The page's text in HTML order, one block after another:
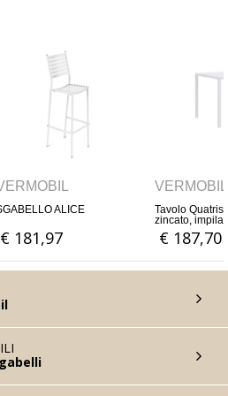
VERMOBIL
Tavolo Quatris 80x80xH75
autolivellante
€ 187,70 €